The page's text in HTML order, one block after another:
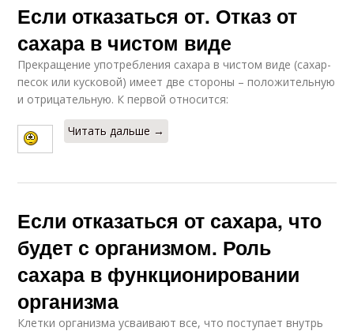
Если отказаться от. Отказ от
сахара в чистом виде
Прекращение употребления сахара в чистом виде (сахар-
песок или кусковой) имеет две стороны – положительную
и отрицательную. К первой относится:
Читать дальше →
Если отказаться от сахара, что
будет с организмом. Роль
сахара в функционировании
организма
Клетки организма усваивают все, что поступает внутрь